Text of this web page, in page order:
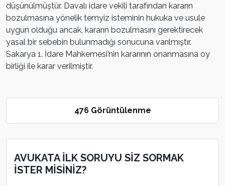
düşünülmüştür. Davalı idare vekili tarafından kararın
bozulmasına yönelik temyiz isteminin hukuka ve usule
uygun olduğu ancak, kararın bozulmasını gerektirecek
yasal bir sebebin bulunmadığı sonucuna varılmıştır.
Sakarya 1. İdare Mahkemesi’nin kararının onanmasına oy
birliği ile karar verilmiştir.
476 Görüntülenme
AVUKATA İLK SORUYU SİZ SORMAK
İSTER MİSİNİZ?